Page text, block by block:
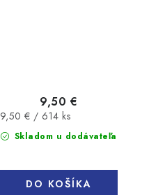
Skladom u dodávateľa
9,50 €
Jednotková
cena:
9,50 € / 614 ks
DO KOŠÍKA